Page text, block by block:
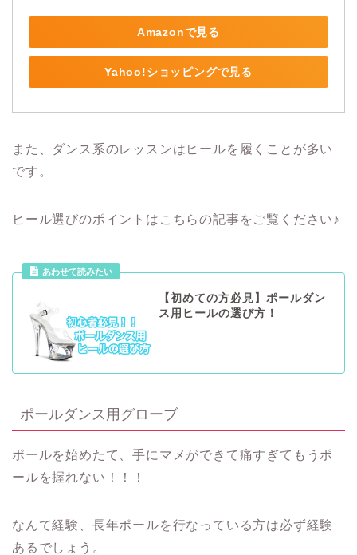
Amazonで見る
Yahoo!ショッピングで見る
また、ダンス系のレッスンはヒールを履くことが多い
です。
ヒール選びのポイントはこちらの記事をご覧ください♪
【初めての方必見】ポールダン
ス用ヒールの選び方！
ポールダンス用グローブ
ポールを始めたて、手にマメができて痛すぎてもうポ
ールを握れない！！！
なんて経験、長年ポールを行なっている方は必ず経験
あるでしょう。